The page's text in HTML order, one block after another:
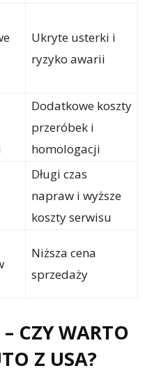
Ukryte usterki i
ryzyko awarii
Dodatkowe koszty
przeróbek i
homologacji
Długi czas
napraw i wyższe
koszty serwisu
Niższa cena
sprzedaży
CZY WARTO
Z USA?